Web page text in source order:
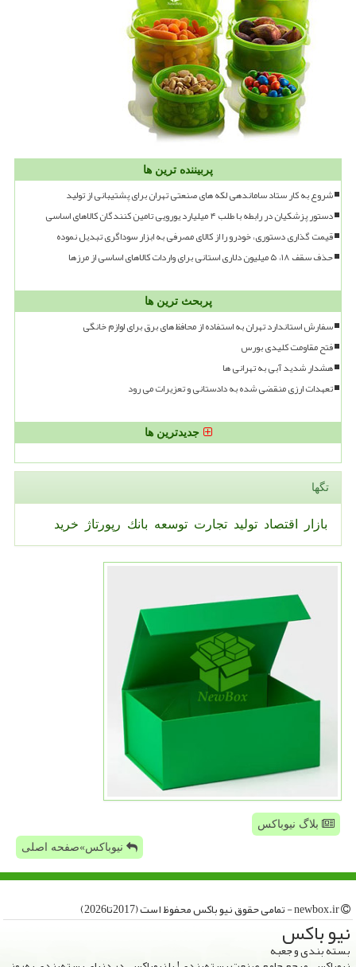
پربیننده ترین ها
شروع به کار ستاد ساماندهی لکه های صنعتی تهران برای پشتیبانی از تولید
دستور پزشکیان در رابطه با طلب ۴ میلیارد یورویی تامین کنندگان کالاهای اساسی
قیمت گذاری دستوری، خودرو را از کالای مصرفی به ابزار سوداگری تبدیل نموده
حذف سقف ۱۸، ۵ میلیون دلاری استانی برای واردات کالاهای اساسی از مرزها
پربحث ترین ها
سفارش استاندارد تهران به استفاده از محافظ های برق برای لوازم خانگی
فتح مقاومت کلیدی بورس
هشدار شدید آبی به تهرانی ها
تعهدات ارزی منقضی شده به دادستانی و تعزیرات می رود
جدیدترین ها
تگها
بازار اقتصاد تولید تجارت توسعه بانك رپورتاژ خرید
بلاگ نیوباکس
نیوباکس»صفحه اصلی
نیو باكس
بسته بندی و جعبه